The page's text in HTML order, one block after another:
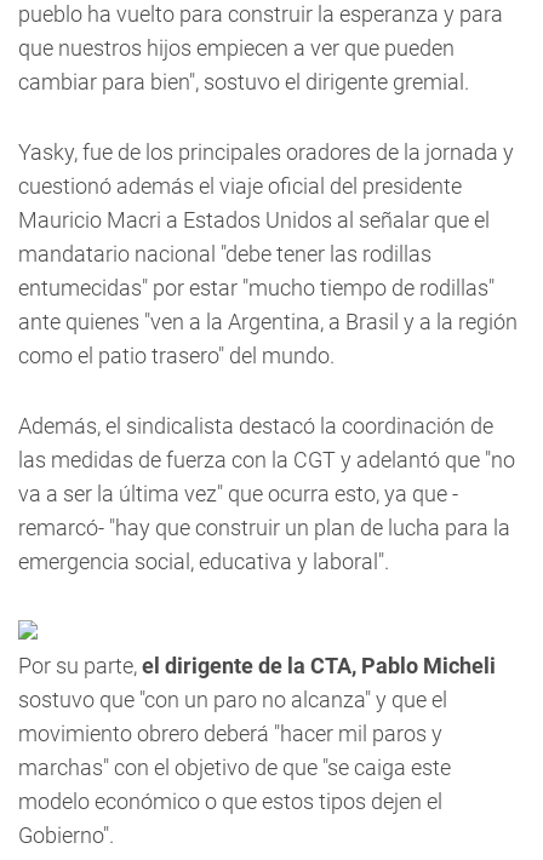
pueblo ha vuelto para construir la esperanza y para
que nuestros hijos empiecen a ver que pueden
cambiar para bien", sostuvo el dirigente gremial.
Yasky, fue de los principales oradores de la jornada y
cuestionó además el viaje oficial del presidente
Mauricio Macri a Estados Unidos al señalar que el
mandatario nacional "debe tener las rodillas
entumecidas" por estar "mucho tiempo de rodillas"
ante quienes "ven a la Argentina, a Brasil y a la región
como el patio trasero" del mundo.
Además, el sindicalista destacó la coordinación de
las medidas de fuerza con la CGT y adelantó que "no
va a ser la última vez" que ocurra esto, ya que -
remarcó- "hay que construir un plan de lucha para la
emergencia social, educativa y laboral".
Por su parte,el dirigente de la CTA, Pablo Micheli
sostuvo que "con un paro no alcanza" y que el
movimiento obrero deberá "hacer mil paros y
marchas" con el objetivo de que "se caiga este
modelo económico o que estos tipos dejen el
Gobierno".